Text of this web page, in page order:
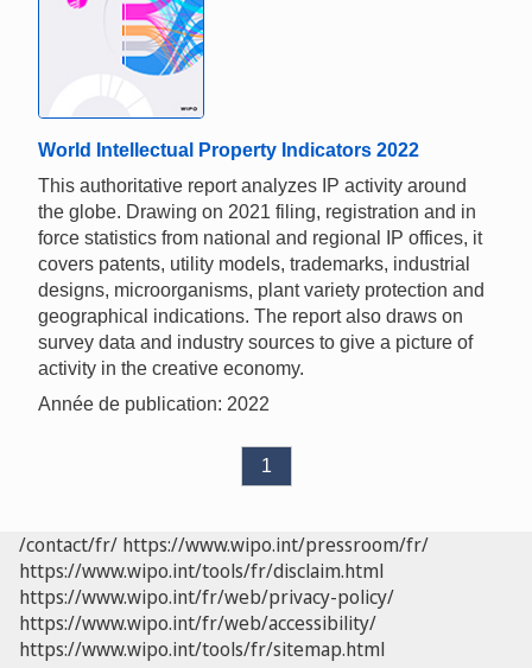
World Intellectual Property Indicators 2022
This authoritative report analyzes IP activity around
the globe. Drawing on 2021 filing, registration and in
force statistics from national and regional IP offices, it
covers patents, utility models, trademarks, industrial
designs, microorganisms, plant variety protection and
geographical indications. The report also draws on
survey data and industry sources to give a picture of
activity in the creative economy.
Année de publication: 2022
1
/contact/fr/ https://www.wipo.int/pressroom/fr/
https://www.wipo.int/tools/fr/disclaim.html
https://www.wipo.int/fr/web/privacy-policy/
https://www.wipo.int/fr/web/accessibility/
https://www.wipo.int/tools/fr/sitemap.html